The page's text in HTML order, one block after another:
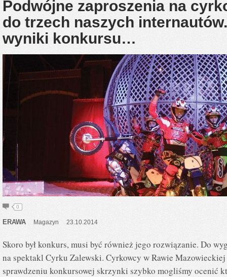
Podwójne zaproszenia na
do trzech naszych
wyniki konkursu…
0
ERAWA Magazyn 23.10.2014
Skoro był konkurs, musi być również jego rozwiązanie. Do
na spektakl Cyrku Zalewski. Cyrkowcy w Rawie
sprawdzeniu konkursowej skrzynki szybko mogliśmy ocenić